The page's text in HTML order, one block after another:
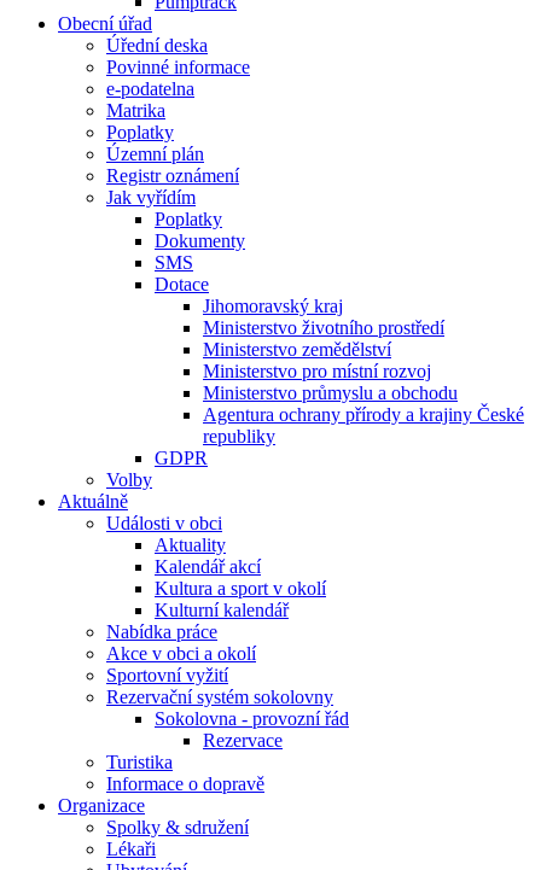
Obecní úřad
Úřední deska
Povinné informace
e-podatelna
Matrika
Poplatky
Územní plán
Registr oznámení
Jak vyřídím
Poplatky
Dokumenty
SMS
Dotace
Jihomoravský kraj
Ministerstvo životního prostředí
Ministerstvo zemědělství
Ministerstvo pro místní rozvoj
Ministerstvo průmyslu a obchodu
Agentura ochrany přírody a krajiny České
republiky
GDPR
Volby
Aktuálně
Události v obci
Aktuality
Kalendář akcí
Kultura a sport v okolí
Kulturní kalendář
Nabídka práce
Akce v obci a okolí
Sportovní vyžití
Rezervační systém sokolovny
Sokolovna - provozní řád
Rezervace
Turistika
Informace o dopravě
Organizace
Spolky & sdružení
Lékaři